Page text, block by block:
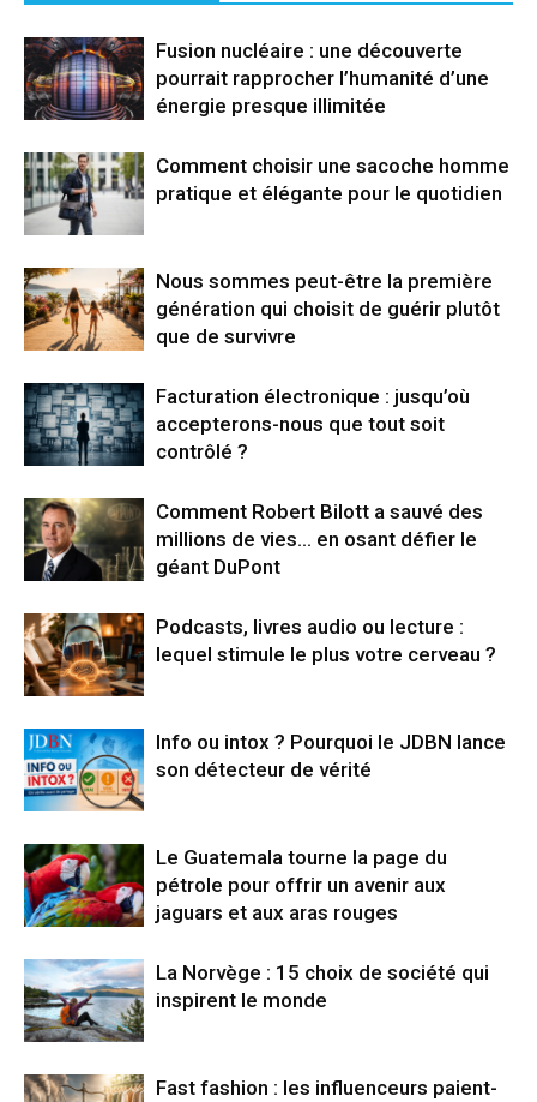
Fusion nucléaire : une découverte
pourrait rapprocher l’humanité d’une
énergie presque illimitée
Comment choisir une sacoche homme
pratique et élégante pour le quotidien
Nous sommes peut-être la première
génération qui choisit de guérir plutôt
que de survivre
Facturation électronique : jusqu’où
accepterons-nous que tout soit
contrôlé ?
Comment Robert Bilott a sauvé des
millions de vies… en osant défier le
géant DuPont
Podcasts, livres audio ou lecture :
lequel stimule le plus votre cerveau ?
Info ou intox ? Pourquoi le JDBN lance
son détecteur de vérité
Le Guatemala tourne la page du
pétrole pour offrir un avenir aux
jaguars et aux aras rouges
La Norvège : 15 choix de société qui
inspirent le monde
Fast fashion : les influenceurs paient-